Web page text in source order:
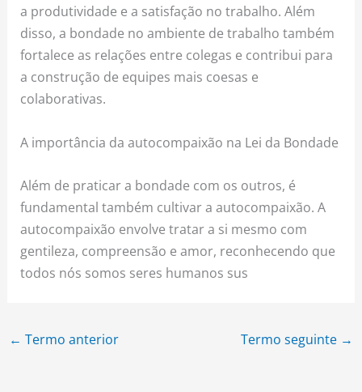
a produtividade e a satisfação no trabalho. Além
disso, a bondade no ambiente de trabalho também
fortalece as relações entre colegas e contribui para
a construção de equipes mais coesas e
colaborativas.
A importância da autocompaixão na Lei da Bondade
Além de praticar a bondade com os outros, é
fundamental também cultivar a autocompaixão. A
autocompaixão envolve tratar a si mesmo com
gentileza, compreensão e amor, reconhecendo que
todos nós somos seres humanos sus
← Termo anterior Termo seguinte →